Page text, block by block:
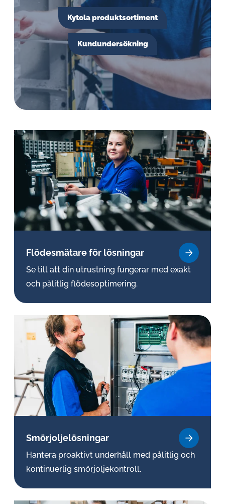
Kytola produktsortiment
Kundundersökning
Flö­des­mä­ta­re för lösningar
Se till att din utrustning fungerar med exakt
och pålitlig flödesoptimering.
Smörjol­je­lös­ning­ar
Hantera proaktivt underhåll med pålitlig och
kontinuerlig smörjoljekontroll.